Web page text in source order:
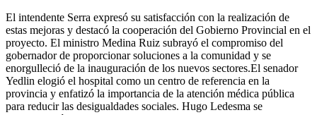
El intendente Serra expresó su satisfacción con la realización de
estas mejoras y destacó la cooperación del Gobierno Provincial en el
proyecto. El ministro Medina Ruiz subrayó el compromiso del
gobernador de proporcionar soluciones a la comunidad y se
enorgulleció de la inauguración de los nuevos sectores.El senador
Yedlin elogió el hospital como un centro de referencia en la
provincia y enfatizó la importancia de la atención médica pública
para reducir las desigualdades sociales. Hugo Ledesma se